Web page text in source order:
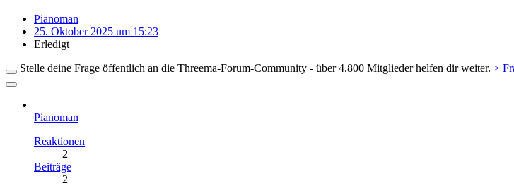
Pianoman
25. Oktober 2025 um 15:23
Erledigt
Stelle deine Frage öffentlich an die Threema-Forum-Community - über 4.800 Mitglieder helfen dir weiter. >
Pianoman
Reaktionen
2
Beiträge
2